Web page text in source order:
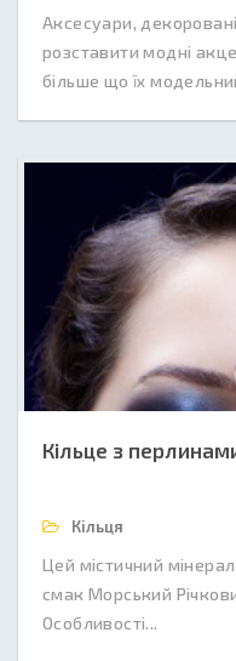
Аксесуари,
розставити модні
більше що їх
Кільце з
Кільця
Цей містичний
смак Морський
Особливості...